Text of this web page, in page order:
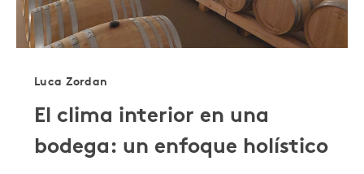
Luca Zordan
El clima interior en una
bodega: un enfoque holístico